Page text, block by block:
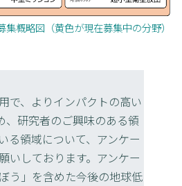
概略図（黄色が現在募集中の分野）
で、よりインパクトの高い
研究者のご興味のある領
る領域について、アンケー
いしております。アンケー
う」を含めた今後の地球低